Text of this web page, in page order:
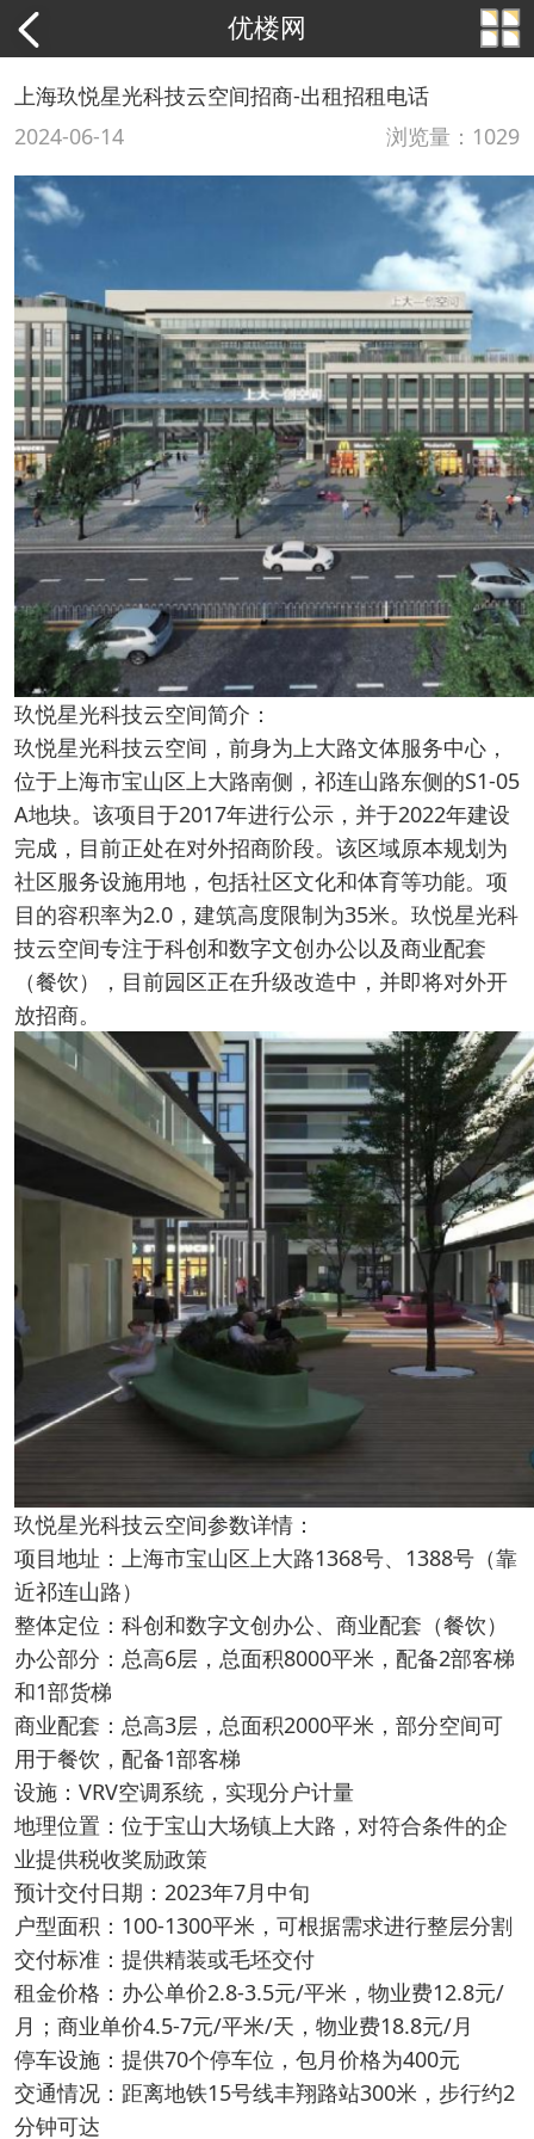
优楼网
上海玖悦星光科技云空间招商-出租招租电话
2024-06-14
浏览量：1029
玖悦星光科技云空间简介：
玖悦星光科技云空间，前身为上大路文体服务中心，
位于上海市宝山区上大路南侧，祁连山路东侧的S1-05
A地块。该项目于2017年进行公示，并于2022年建设
完成，目前正处在对外招商阶段。该区域原本规划为
社区服务设施用地，包括社区文化和体育等功能。项
目的容积率为2.0，建筑高度限制为35米。玖悦星光科
技云空间专注于科创和数字文创办公以及商业配套
（餐饮），目前园区正在升级改造中，并即将对外开
放招商。
玖悦星光科技云空间参数详情：
项目地址：上海市宝山区上大路1368号、1388号（靠
近祁连山路）
整体定位：科创和数字文创办公、商业配套（餐饮）
办公部分：总高6层，总面积8000平米，配备2部客梯
和1部货梯
商业配套：总高3层，总面积2000平米，部分空间可
用于餐饮，配备1部客梯
设施：VRV空调系统，实现分户计量
地理位置：位于宝山大场镇上大路，对符合条件的企
业提供税收奖励政策
预计交付日期：2023年7月中旬
户型面积：100-1300平米，可根据需求进行整层分割
交付标准：提供精装或毛坯交付
租金价格：办公单价2.8-3.5元/平米，物业费12.8元/
月；商业单价4.5-7元/平米/天，物业费18.8元/月
停车设施：提供70个停车位，包月价格为400元
交通情况：距离地铁15号线丰翔路站300米，步行约2
分钟可达